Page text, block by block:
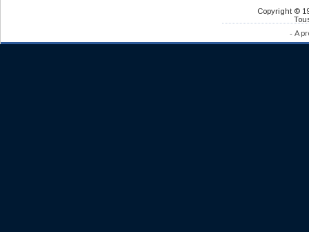
Copyright ©
- A